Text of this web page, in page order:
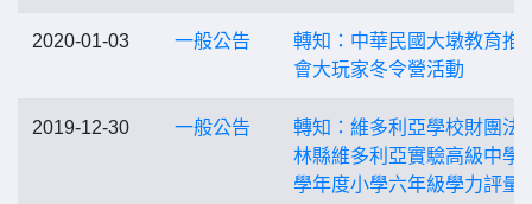
2020-01-03 一般公告
轉知：中華民國大墩教育推
會大玩家冬令營活動
2019-12-30 一般公告
轉知：維多利亞學校財團法
林縣維多利亞實驗高級中學
學年度小學六年級學力評量